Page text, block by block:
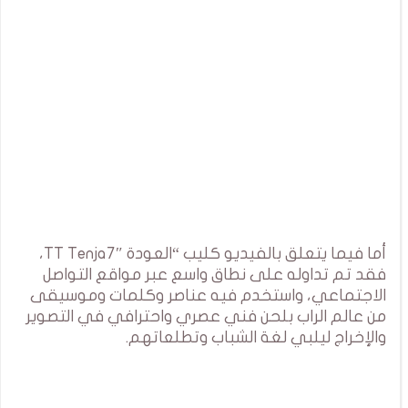
أما فيما يتعلق بالفيديو كليب “العودة TT Tenja7″،
فقد تم تداوله على نطاق واسع عبر مواقع التواصل
الاجتماعي، واستخدم فيه عناصر وكلمات وموسيقى
من عالم الراب بلحن فني عصري واحترافي في التصوير
والإخراج ليلبي لغة الشباب وتطلعاتهم.